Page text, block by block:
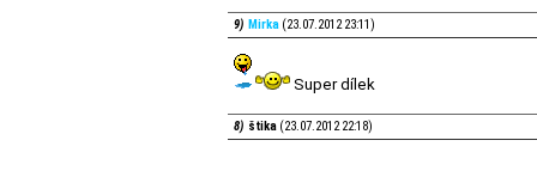
9) Mirka (23.07.2012 23:11)
Super dílek
8) štika (23.07.2012 22:18)